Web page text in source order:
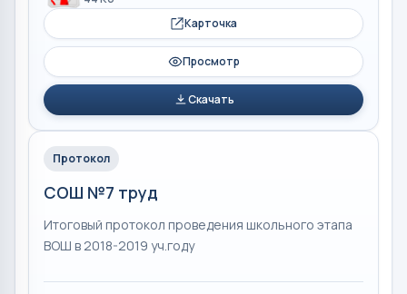
Карточка
Просмотр
Скачать
Протокол
СОШ №7 труд
Итоговый протокол проведения школьного этапа
ВОШ в 2018-2019 уч.году